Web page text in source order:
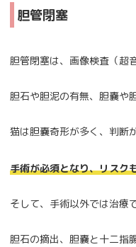
胆管閉塞
胆管閉塞は、画像検査（超
胆石や胆泥の有無、胆嚢や
猫は胆嚢奇形が多く、判断
手術が必須となり、リスク
そして、手術以外では治療
胆石の摘出、胆嚢と十二指